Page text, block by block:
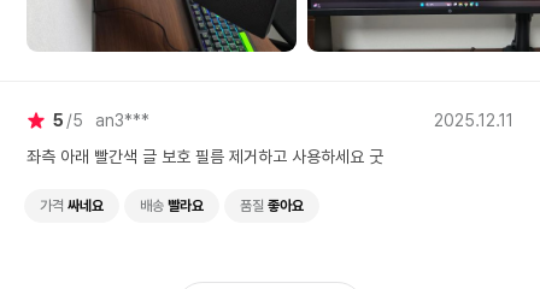
5 5 an3***
2025.12.11
좌측 아래 빨간색 글 보호 필름 제거하고 사용하세요 굿
가격 싸네요 배송 빨라요 품질 좋아요